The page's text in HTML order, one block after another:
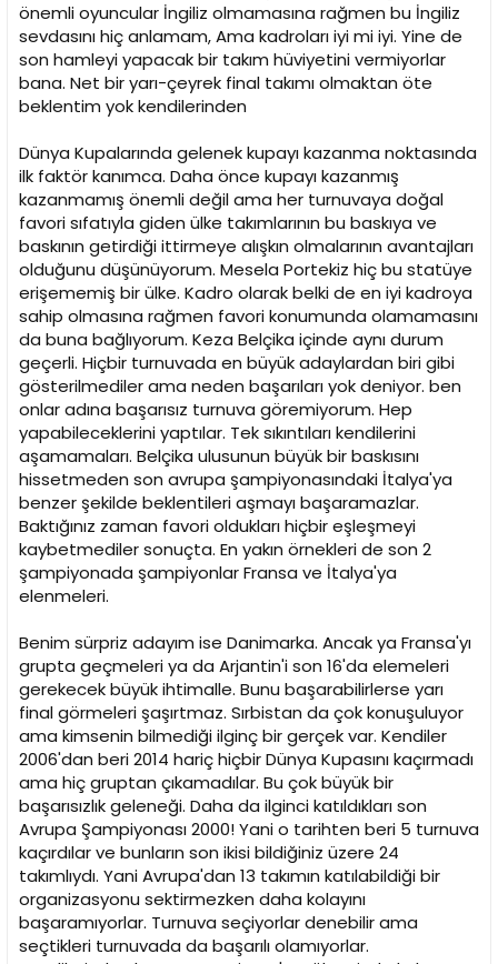
önemli oyuncular İngiliz olmamasına rağmen bu İngiliz
sevdasını hiç anlamam, Ama kadroları iyi mi iyi. Yine de
son hamleyi yapacak bir takım hüviyetini vermiyorlar
bana. Net bir yarı-çeyrek final takımı olmaktan öte
beklentim yok kendilerinden
Dünya Kupalarında gelenek kupayı kazanma noktasında
ilk faktör kanımca. Daha önce kupayı kazanmış
kazanmamış önemli değil ama her turnuvaya doğal
favori sıfatıyla giden ülke takımlarının bu baskıya ve
baskının getirdiği ittirmeye alışkın olmalarının avantajları
olduğunu düşünüyorum. Mesela Portekiz hiç bu statüye
erişememiş bir ülke. Kadro olarak belki de en iyi kadroya
sahip olmasına rağmen favori konumunda olamamasını
da buna bağlıyorum. Keza Belçika içinde aynı durum
geçerli. Hiçbir turnuvada en büyük adaylardan biri gibi
gösterilmediler ama neden başarıları yok deniyor. ben
onlar adına başarısız turnuva göremiyorum. Hep
yapabileceklerini yaptılar. Tek sıkıntıları kendilerini
aşamamaları. Belçika ulusunun büyük bir baskısını
hissetmeden son avrupa şampiyonasındaki İtalya'ya
benzer şekilde beklentileri aşmayı başaramazlar.
Baktığınız zaman favori oldukları hiçbir eşleşmeyi
kaybetmediler sonuçta. En yakın örnekleri de son 2
şampiyonada şampiyonlar Fransa ve İtalya'ya
elenmeleri.
Benim sürpriz adayım ise Danimarka. Ancak ya Fransa'yı
grupta geçmeleri ya da Arjantin'i son 16'da elemeleri
gerekecek büyük ihtimalle. Bunu başarabilirlerse yarı
final görmeleri şaşırtmaz. Sırbistan da çok konuşuluyor
ama kimsenin bilmediği ilginç bir gerçek var. Kendiler
2006'dan beri 2014 hariç hiçbir Dünya Kupasını kaçırmadı
ama hiç gruptan çıkamadılar. Bu çok büyük bir
başarısızlık geleneği. Daha da ilginci katıldıkları son
Avrupa Şampiyonası 2000! Yani o tarihten beri 5 turnuva
kaçırdılar ve bunların son ikisi bildiğiniz üzere 24
takımlıydı. Yani Avrupa'dan 13 takımın katılabildiği bir
organizasyonu sektirmezken daha kolayını
başaramıyorlar. Turnuva seçiyorlar denebilir ama
seçtikleri turnuvada da başarılı olamıyorlar.